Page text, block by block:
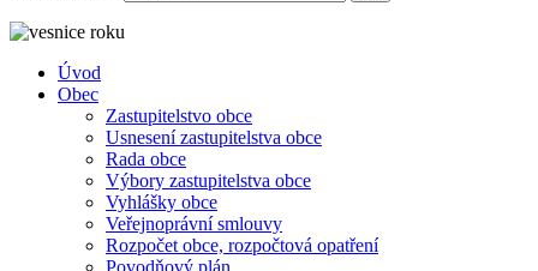
Úvod
Obec
Zastupitelstvo obce
Usnesení zastupitelstva obce
Rada obce
Výbory zastupitelstva obce
Vyhlášky obce
Veřejnoprávní smlouvy
Rozpočet obce, rozpočtová opatření
Povodňový plán